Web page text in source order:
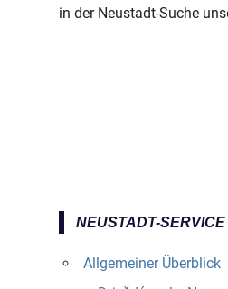
in der Neustadt-Suche
NEUSTADT-SERVICE
Allgemeiner Überblick